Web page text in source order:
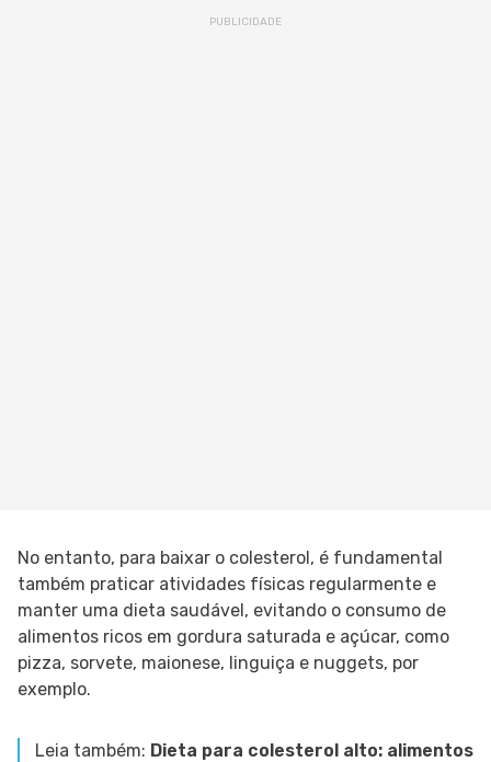
No entanto, para baixar o colesterol, é fundamental
também praticar atividades físicas regularmente e
manter uma dieta saudável, evitando o consumo de
alimentos ricos em gordura saturada e açúcar, como
pizza, sorvete, maionese, linguiça e nuggets, por
exemplo.
Leia também: Dieta para colesterol alto: alimentos